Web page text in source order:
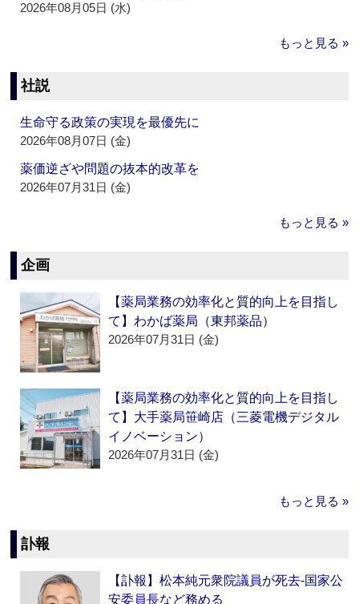
2026年08月05日 (水)
もっと見る »
社説
生命守る政策の実現を最優先に
2026年08月07日 (金)
薬価逆ざや問題の抜本的改革を
2026年07月31日 (金)
もっと見る »
企画
【薬局業務の効率化と質的向上を目指し
て】わかば薬局（東邦薬品）
2026年07月31日 (金)
【薬局業務の効率化と質的向上を目指し
て】大手薬局笹崎店（三菱電機デジタル
イノベーション）
2026年07月31日 (金)
もっと見る »
訃報
【訃報】松本純元衆院議員が死去‐国家公
安委員長など務める